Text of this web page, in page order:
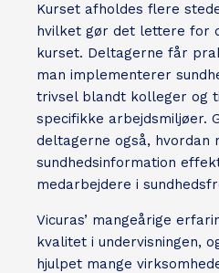
Kurset afholdes flere
hvilket gør det lettere for
kurset. Deltagerne får
man implementerer
trivsel blandt kolleger og
specifikke arbejdsmiljøer.
deltagerne også, hvordan
sundhedsinformation
medarbejdere i
Vicuras’ mangeårige
kvalitet i undervisningen,
hjulpet mange